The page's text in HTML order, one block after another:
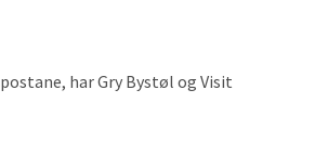
har Gry Bystøl og Visit